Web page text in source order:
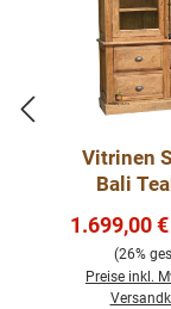
Vitrinen
Bali
1.699,00 €
(26%
Preise inkl.